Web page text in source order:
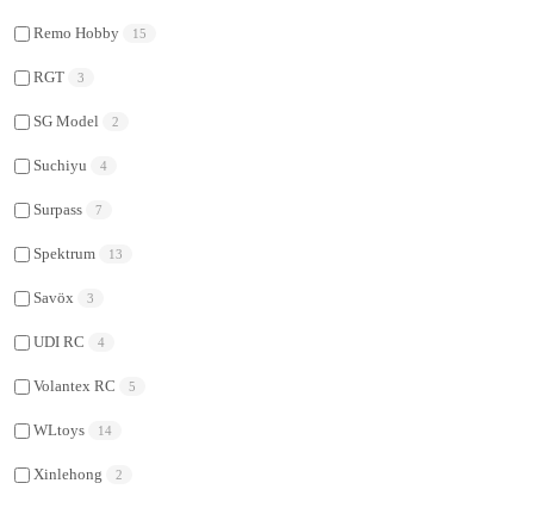
Remo Hobby 15
RGT 3
SG Model 2
Suchiyu 4
Surpass 7
Spektrum 13
Savöx 3
UDI RC 4
Volantex RC 5
WLtoys 14
Xinlehong 2